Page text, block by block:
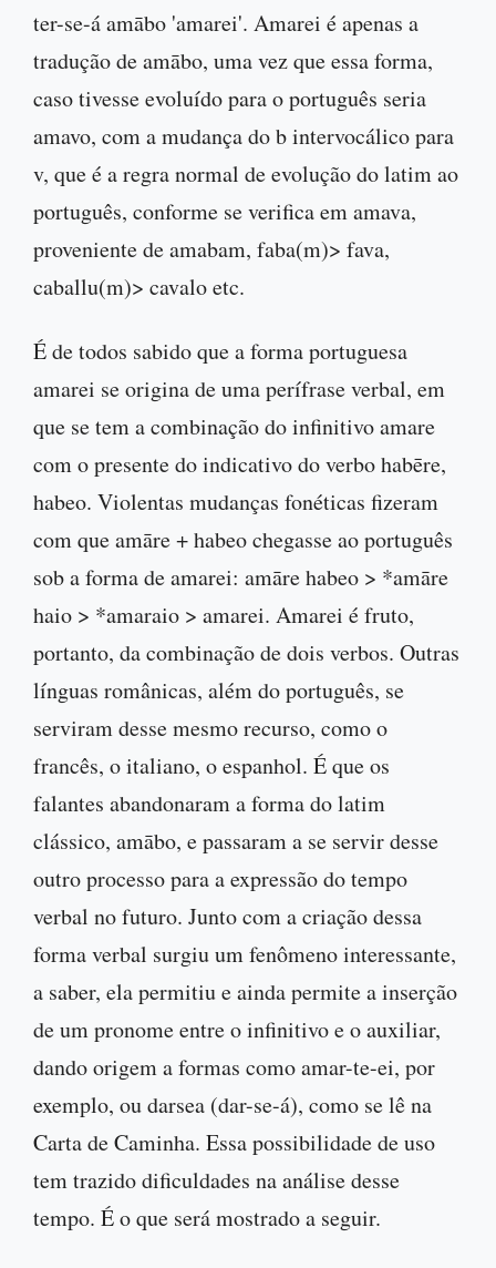
ter-se-á amābo 'amarei'. Amarei é apenas a
tradução de amābo, uma vez que essa forma,
caso tivesse evoluído para o português seria
amavo, com a mudança do b intervocálico para
v, que é a regra normal de evolução do latim ao
português, conforme se verifica em amava,
proveniente de amabam, faba(m)> fava,
caballu(m)> cavalo etc.
É de todos sabido que a forma portuguesa
amarei se origina de uma perífrase verbal, em
que se tem a combinação do infinitivo amare
com o presente do indicativo do verbo habēre,
habeo. Violentas mudanças fonéticas fizeram
com que amāre + habeo chegasse ao português
sob a forma de amarei: amāre habeo > *amāre
haio > *amaraio > amarei. Amarei é fruto,
portanto, da combinação de dois verbos. Outras
línguas românicas, além do português, se
serviram desse mesmo recurso, como o
francês, o italiano, o espanhol. É que os
falantes abandonaram a forma do latim
clássico, amābo, e passaram a se servir desse
outro processo para a expressão do tempo
verbal no futuro. Junto com a criação dessa
forma verbal surgiu um fenômeno interessante,
a saber, ela permitiu e ainda permite a inserção
de um pronome entre o infinitivo e o auxiliar,
dando origem a formas como amar-te-ei, por
exemplo, ou darsea (dar-se-á), como se lê na
Carta de Caminha. Essa possibilidade de uso
tem trazido dificuldades na análise desse
tempo. É o que será mostrado a seguir.